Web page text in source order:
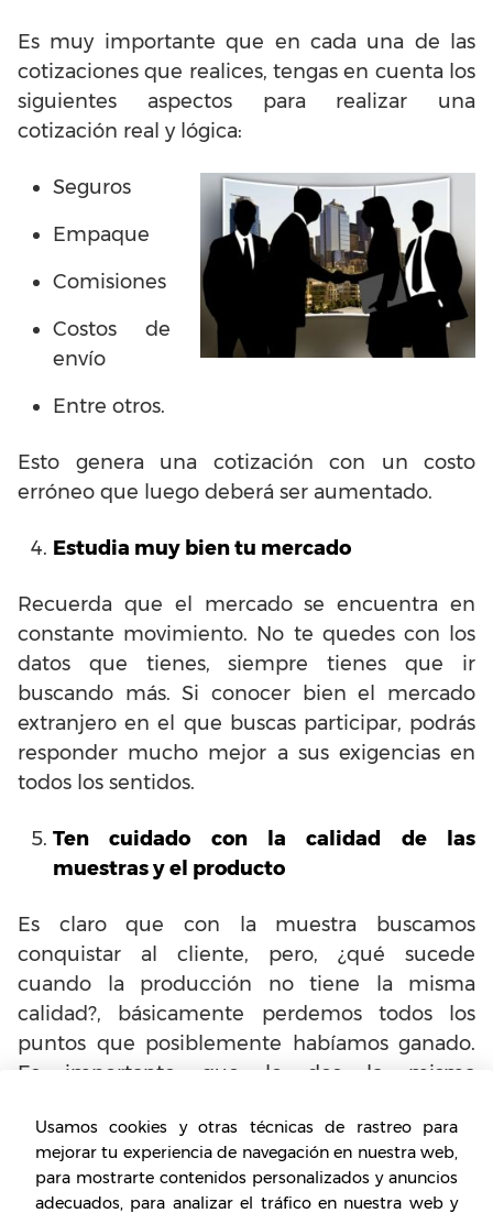
Es muy importante que en cada una de las
cotizaciones que realices, tengas en cuenta los
siguientes aspectos para realizar una
cotización real y lógica:
Seguros
Empaque
Comisiones
Costos de
envío
Entre otros.
Esto genera una cotización con un costo
erróneo que luego deberá ser aumentado.
Estudia muy bien tu mercado
Recuerda que el mercado se encuentra en
constante movimiento. No te quedes con los
datos que tienes, siempre tienes que ir
buscando más. Si conocer bien el mercado
extranjero en el que buscas participar, podrás
responder mucho mejor a sus exigencias en
todos los sentidos.
Ten cuidado con la calidad de las
muestras y el producto
Es claro que con la muestra buscamos
conquistar al cliente, pero, ¿qué sucede
cuando la producción no tiene la misma
calidad?, básicamente perdemos todos los
puntos que posiblemente habíamos ganado.
Es importante que le des la misma
producción.
Cumple lo que prometes
Usamos cookies y otras técnicas de rastreo para
mejorar tu experiencia de navegación en nuestra web,
para mostrarte contenidos personalizados y anuncios
adecuados, para analizar el tráfico en nuestra web y